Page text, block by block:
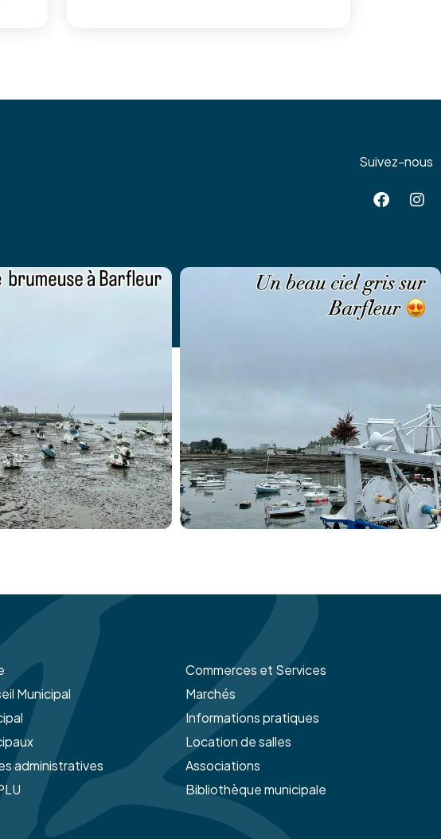
Suivez-nous
Municipal
administratives
Commerces et Services
Marchés
Informations pratiques
Location de salles
Associations
Bibliothèque municipale